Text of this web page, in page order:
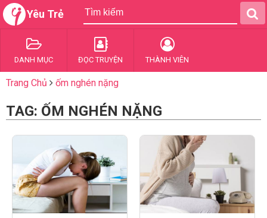
Yêu Trẻ
DANH MỤC ĐỌC TRUYỆN THÀNH VIÊN
Trang Chủ ốm nghén nặng
TAG: ỐM NGHÉN NẶNG